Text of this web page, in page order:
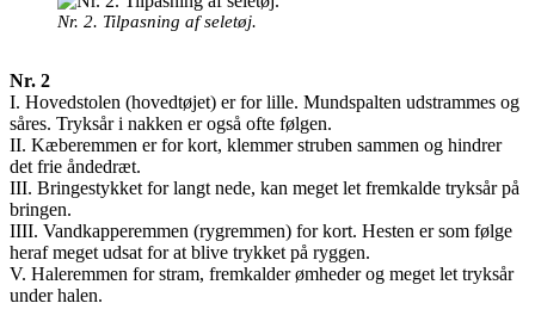
Nr. 2. Tilpasning af seletøj.
Nr. 2
I. Hovedstolen (hovedtøjet) er for lille. Mundspalten udstrammes og
såres. Tryksår i nakken er også ofte følgen.
II. Kæberemmen er for kort, klemmer struben sammen og hindrer
det frie åndedræt.
III. Bringestykket for langt nede, kan meget let fremkalde tryksår på
bringen.
IIII. Vandkapperemmen (rygremmen) for kort. Hesten er som følge
heraf meget udsat for at blive trykket på ryggen.
V. Haleremmen for stram, fremkalder ømheder og meget let tryksår
under halen.